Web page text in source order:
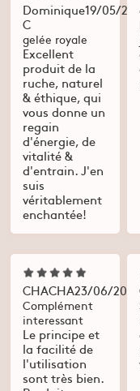
Dominique
C
19/05/
gelée royale
Excellent
produit de la
ruche, naturel
& éthique, qui
vous donne un
regain
d'énergie, de
vitalité &
d'entrain. J'en
suis
véritablement
enchantée!
CHACHA23/06/
Complément
interessant
Le principe et
la facilité de
l'utilisation
sont très bien.